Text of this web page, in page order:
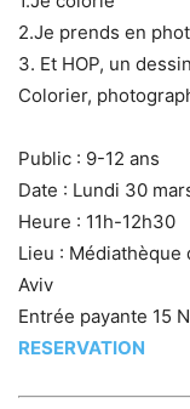
2.Je prends en
3. Et HOP, un
Colorier,
Public : 9-12 ans
Date : Lundi 30
Heure : 11h-12h30
Lieu : Médiathèque
Aviv
Entrée payante 15
RESERVATION